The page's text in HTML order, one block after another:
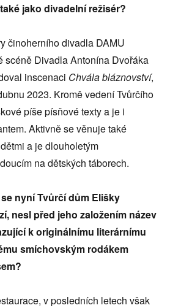
jako divadelní režisér?
činoherního divadla DAMU
scéně Divadla Antonína Dvořáka
inscenaci Chvála bláznovství,
2023. Kromě vedení Tvůrčího
píše písňové texty a je i
Aktivně se věnuje také
a je dlouholetým
na dětských táborech.
nyní Tvůrčí dům Elišky
nesl před jeho založením název
k originálnímu literárnímu
smíchovským rodákem
v posledních letech však